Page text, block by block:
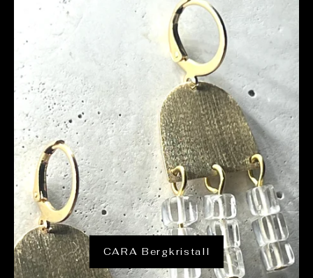
CARA Bergkristall